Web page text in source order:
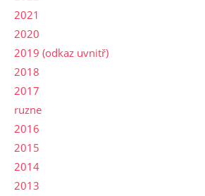
2021
2020
2019 (odkaz uvnitř)
2018
2017
ruzne
2016
2015
2014
2013